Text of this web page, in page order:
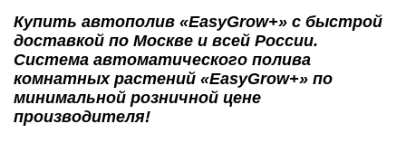
Купить автополив «EasyGrow+» с быстрой
доставкой по Москве и всей России.
Система автоматического полива
комнатных растений «EasyGrow+» по
минимальной розничной цене
производителя!